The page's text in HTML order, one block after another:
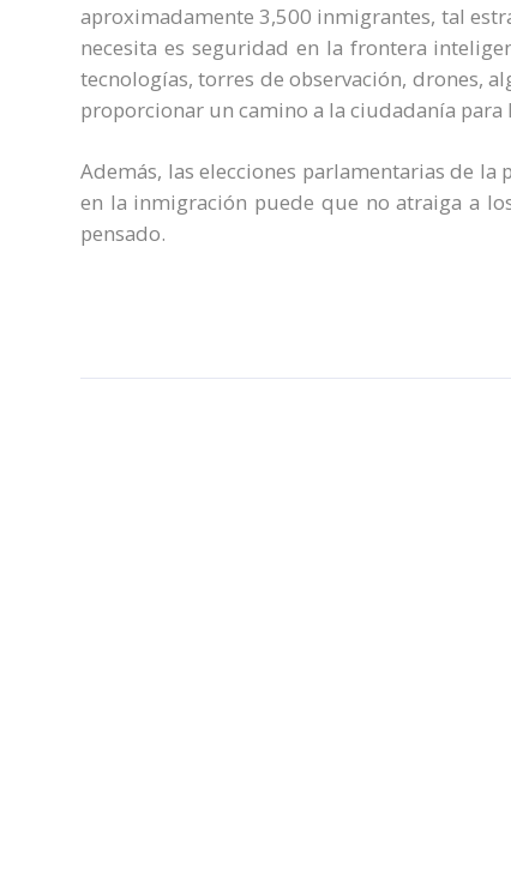
aproximadamente 3,500 inmigrantes, tal
necesita es seguridad en la frontera
tecnologías, torres de observación, drones,
proporcionar un camino a la ciudadanía para
Además, las elecciones parlamentarias de
en la inmigración puede que no atraiga a
pensado.